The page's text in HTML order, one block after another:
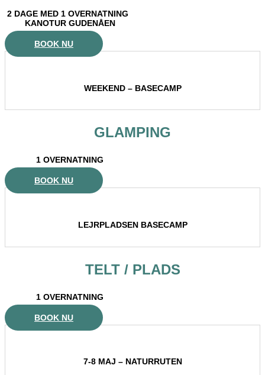
2 DAGE MED 1 OVERNATNING
KANOTUR GUDENÅEN
BOOK NU
WEEKEND – BASECAMP
GLAMPING
1 OVERNATNING
BOOK NU
LEJRPLADSEN BASECAMP
TELT / PLADS
1 OVERNATNING
BOOK NU
7-8 MAJ – NATURRUTEN